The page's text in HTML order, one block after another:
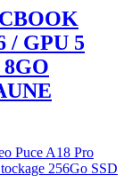
/ GPU 5